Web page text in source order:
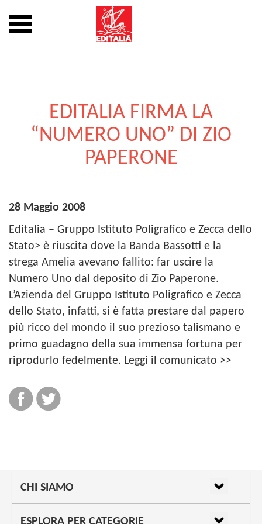
Mostra
o
EDITALIA FIRMA LA
“NUMERO UNO” DI ZIO
PAPERONE
28 Maggio 2008
Editalia – Gruppo Istituto Poligrafico e Zecca dello
Stato> è riuscita dove la Banda Bassotti e la
strega Amelia avevano fallito: far uscire la
Numero Uno dal deposito di Zio Paperone.
L’Azienda del Gruppo Istituto Poligrafico e Zecca
dello Stato, infatti, si è fatta prestare dal papero
più ricco del mondo il suo prezioso talismano e
primo guadagno della sua immensa fortuna per
riprodurlo fedelmente. Leggi il comunicato >>
CHI SIAMO
ESPLORA PER CATEGORIE